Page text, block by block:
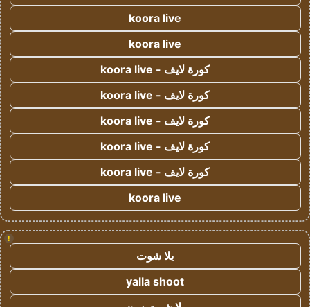
koora live
koora live
كورة لايف - koora live
كورة لايف - koora live
كورة لايف - koora live
كورة لايف - koora live
كورة لايف - koora live
koora live
!
يلا شوت
yalla shoot